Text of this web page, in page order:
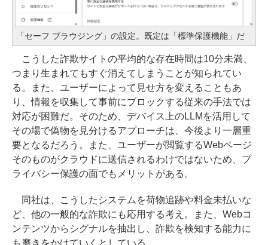
「セーフ ブラウジング」の設定。既定は「標準保護機能」だ
こうした詐欺サイトの平均的な存在時間は10分未満、
つまり生まれてもすぐ消えてしまうことが知られてい
る。また、ユーザーによって見せ方を変えることもあ
り、情報を収集して事前にブロックする従来の手法では
対応が困難だ。そのため、デバイス上のLLMを活用して
その場で偽物を見分けるアプローチは、今後より一層重
要となるだろう。また、ユーザーが閲覧するWebページ
そのものがクラウドに送信されるわけではないため、プ
ライバシー保護の面でもメリットがある。
同社は、こうしたシステムを荷物追跡や料金未払いな
ど、他の一般的な詐欺にも応用する考え。また、Webコ
ンテンツからシグナルを抽出し、詐欺を検知する能力に